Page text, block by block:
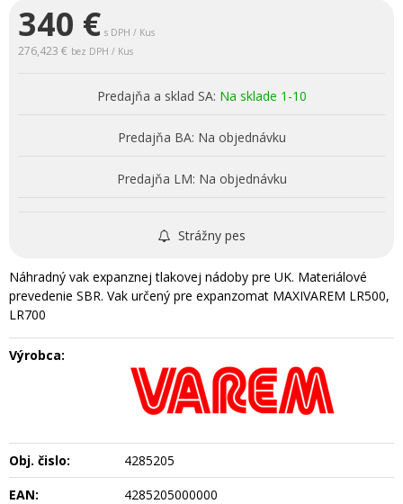
340 € s DPH / Kus
276,423 € bez DPH / Kus
Predajňa a sklad SA: Na sklade 1-10
Predajňa BA: Na objednávku
Predajňa LM: Na objednávku
Strážny pes
Náhradný vak expanznej tlakovej nádoby pre UK. Materiálové
prevedenie SBR. Vak určený pre expanzomat MAXIVAREM LR500,
LR700
Výrobca:
Obj. čislo:
4285205
EAN:
4285205000000